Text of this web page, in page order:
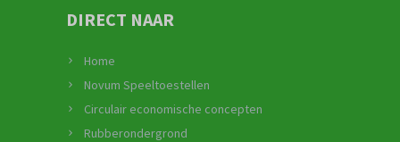
DIRECT NAAR
Home
Novum Speeltoestellen
Circulair economische concepten
Rubberondergrond